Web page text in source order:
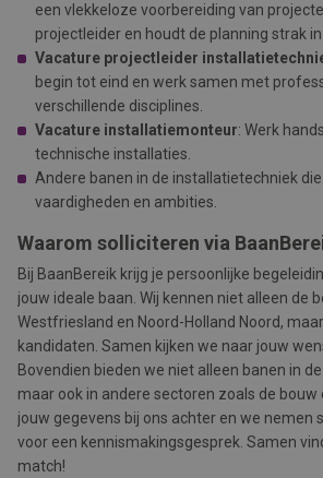
een vlekkeloze voorbereiding van
projectleider en houdt de planning strak in
Vacature projectleider
begin tot eind en werk samen met
verschillende disciplines.
Vacature installatiemonteur: Werk
technische installaties.
Andere banen in de installatietechniek
vaardigheden en ambities.
Waarom solliciteren via
Bij BaanBereik krijg je persoonlijke
jouw ideale baan. Wij kennen niet alleen de
Westfriesland en Noord-Holland Noord,
kandidaten. Samen kijken we naar jouw
Bovendien bieden we niet alleen banen in
maar ook in andere sectoren zoals de
jouw gegevens bij ons achter en we nemen
voor een kennismakingsgesprek. Samen
match!